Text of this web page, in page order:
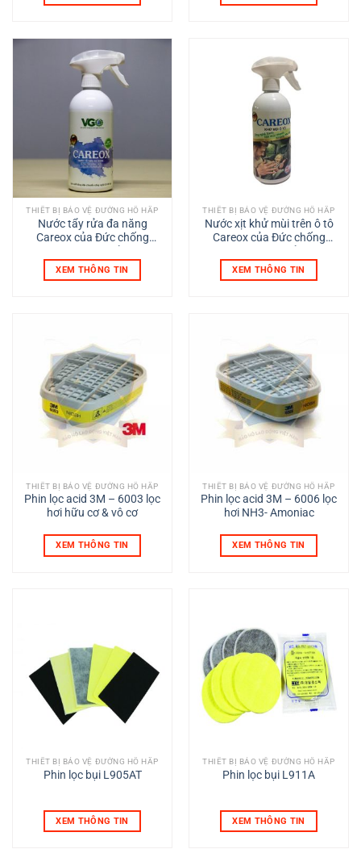
THIẾT BỊ BẢO VỆ ĐƯỜNG HÔ HẤP
Nước tẩy rửa đa năng
Careox của Đức chống
XEM THÔNG TIN
THIẾT BỊ BẢO VỆ ĐƯỜNG HÔ HẤP
Nước xịt khử mùi trên ô tô
Careox của Đức chống
XEM THÔNG TIN
THIẾT BỊ BẢO VỆ ĐƯỜNG HÔ HẤP
Phin lọc acid 3M – 6003 lọc
hơi hữu cơ & vô cơ
XEM THÔNG TIN
THIẾT BỊ BẢO VỆ ĐƯỜNG HÔ HẤP
Phin lọc acid 3M – 6006 lọc
hơi NH3- Amoniac
XEM THÔNG TIN
THIẾT BỊ BẢO VỆ ĐƯỜNG HÔ HẤP
Phin lọc bụi L905AT
XEM THÔNG TIN
THIẾT BỊ BẢO VỆ ĐƯỜNG HÔ HẤP
Phin lọc bụi L911A
XEM THÔNG TIN